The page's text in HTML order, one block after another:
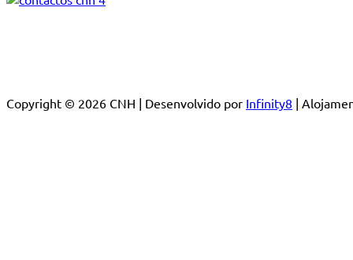
Copyright © 2026 CNH | Desenvolvido por Infinity8 |